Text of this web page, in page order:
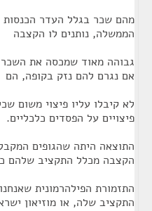
מהם שכר בגלל העדר הכנסות
הממשלה, נותנים לו הקצבה
גבוהה מאוד שמכסה את
אם נגרם להם נזק בקופה, הם
לא קיבלו עליו פיצוי משום
פיצויים על הפסדים כלכליים.
התוצאה היתה שהגופים
הקצבה מכלל התקציב שלהם
התקציב שלה, או מוזיאון